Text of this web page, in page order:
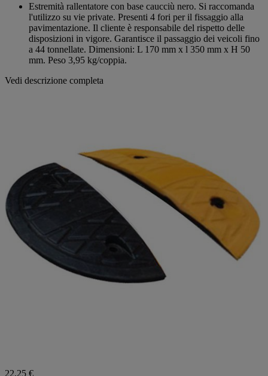
pagina.
Estremità rallentatore con base caucciù nero. Si raccomanda
l'utilizzo su vie private. Presenti 4 fori per il fissaggio alla
pavimentazione. Il cliente è responsabile del rispetto delle
disposizioni in vigore. Garantisce il passaggio dei veicoli fino
a 44 tonnellate. Dimensioni: L 170 mm x l 350 mm x H 50
mm. Peso 3,95 kg/coppia.
Vedi descrizione completa
22,25 €